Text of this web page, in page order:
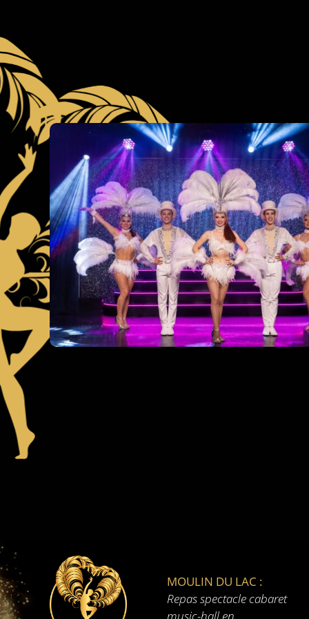
MOULIN DU LAC :
Repas spectacle cabaret